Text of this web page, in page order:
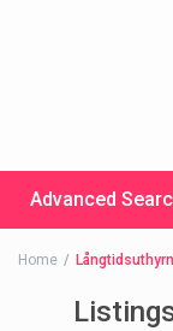
Advanced
Home